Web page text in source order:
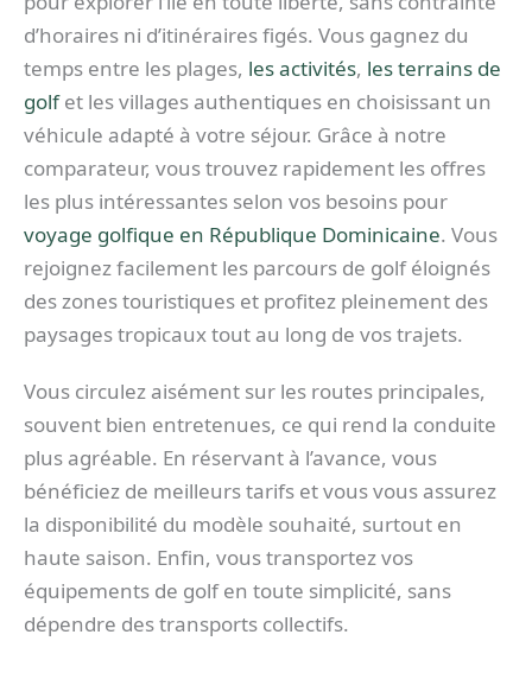
d’horaires ni d’itinéraires figés. Vous gagnez du
temps entre les plages, les activités, les terrains de
golfet les villages authentiques en choisissant un
véhicule adapté à votre séjour. Grâce à notre
comparateur, vous trouvez rapidement les offres
les plus intéressantes selon vos besoins pour
voyage golfique en République Dominicaine. Vous
rejoignez facilement les parcours de golf éloignés
des zones touristiques et profitez pleinement des
paysages tropicaux tout au long de vos trajets.
Vous circulez aisément sur les routes principales,
souvent bien entretenues, ce qui rend la conduite
plus agréable. En réservant à l’avance, vous
bénéficiez de meilleurs tarifs et vous vous assurez
la disponibilité du modèle souhaité, surtout en
haute saison. Enfin, vous transportez vos
équipements de golf en toute simplicité, sans
dépendre des transports collectifs.